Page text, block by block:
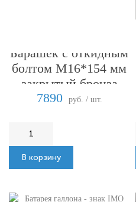
Барашек с откидным
болтом М16*154 мм
закрытый бронза
7890
руб. / шт.
В корзину